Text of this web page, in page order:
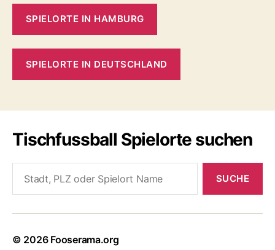
SPIELORTE IN HAMBURG
SPIELORTE IN DEUTSCHLAND
Tischfussball Spielorte suchen
© 2026 Fooserama.org